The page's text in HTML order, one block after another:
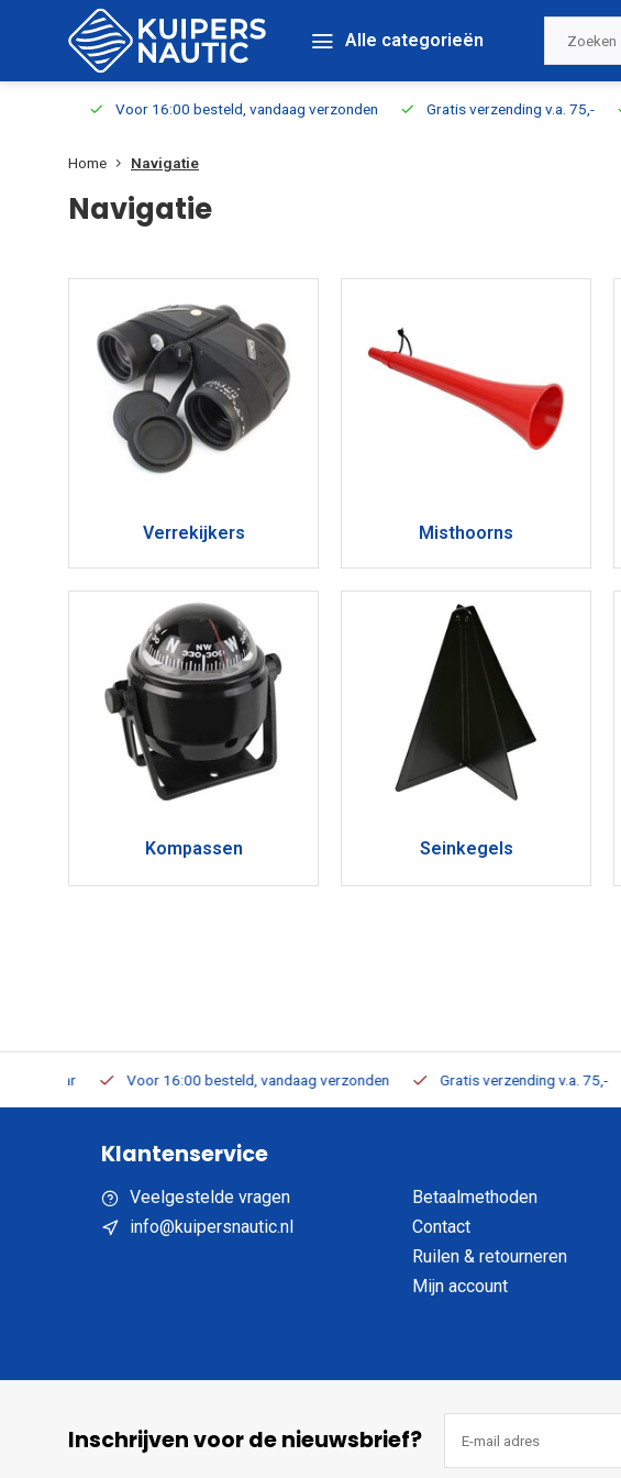
Alle categorieën
Voor 16:00 besteld, vandaag verzonden Gratis verzending v.a. 75,-
Home Navigatie
Navigatie
Verrekijkers Misthoorns
Kompassen Seinkegels
Voor 16:00 besteld, vandaag verzonden Gratis verzending v.a. 75,-
Klantenservice
Veelgestelde vragen
info@kuipersnautic.nl
Betaalmethoden
Contact
Ruilen & retourneren
Mijn account
Inschrijven voor de nieuwsbrief?